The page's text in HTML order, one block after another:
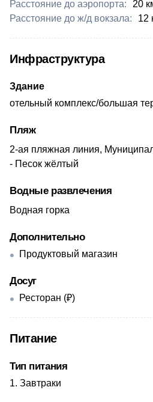
Расстояние до аэропорта:
​20
Расстояние до ж/д вокзала:
​12
Инфраструктура
Здание
отельный комплекс/большая
Пляж
2-ая пляжная линия,
- Песок жёлтый
Водные развлечения
Водная горка
Дополнительно
Продуктовый магазин
Досуг
Ресторан (₽)
Питание
Тип питания
Завтраки